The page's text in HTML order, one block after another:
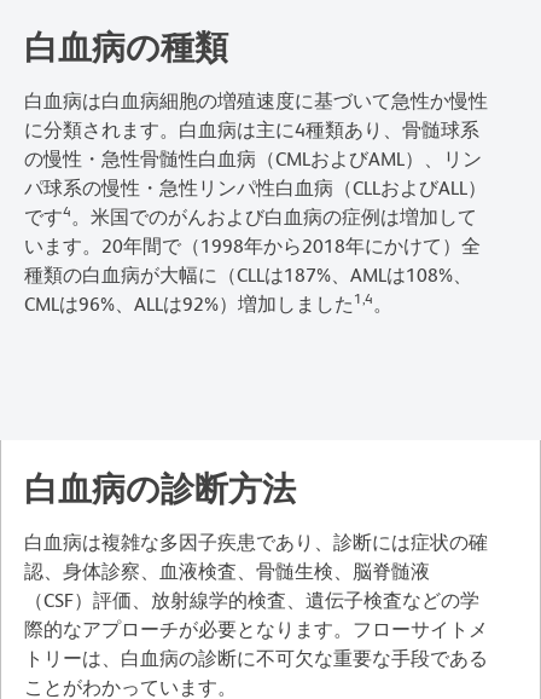
白血病の種類
白血病は白血病細胞の増殖速度に基づいて急性か慢性
に分類されます。白血病は主に4種類あり、骨髄球系
の慢性・急性骨髄性白血病（CMLおよびAML）、リン
パ球系の慢性・急性リンパ性白血病（CLLおよびALL）
です4 。米国でのがんおよび白血病の症例は増加して
います。20年間で（1998年から2018年にかけて）全
種類の白血病が大幅に（CLLは187%、AMLは108%、
CMLは96%、ALLは92%）増加しました 1,4 。
白血病の診断方法
白血病は複雑な多因子疾患であり、診断には症状の確
認、身体診察、血液検査、骨髄生検、脳脊髄液
（CSF）評価、放射線学的検査、遺伝子検査などの学
際的なアプローチが必要となります。フローサイトメ
トリーは、白血病の診断に不可欠な重要な手段である
ことがわかっています。